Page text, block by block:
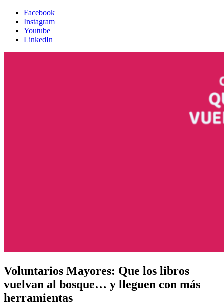
Facebook
Instagram
Youtube
LinkedIn
Voluntarios Mayores: Que los libros
vuelvan al bosque… y lleguen con más
herramientas